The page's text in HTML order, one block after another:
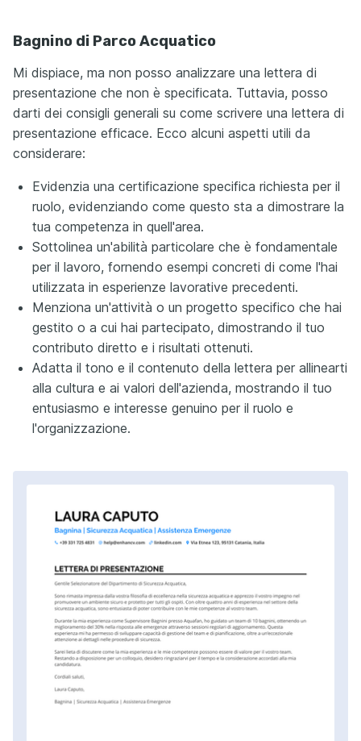
Bagnino di Parco Acquatico
Mi dispiace, ma non posso analizzare una lettera di
presentazione che non è specificata. Tuttavia, posso
darti dei consigli generali su come scrivere una lettera di
presentazione efficace. Ecco alcuni aspetti utili da
considerare:
Evidenzia una certificazione specifica richiesta per il
ruolo, evidenziando come questo sta a dimostrare la
tua competenza in quell'area.
Sottolinea un'abilità particolare che è fondamentale
per il lavoro, fornendo esempi concreti di come l'hai
utilizzata in esperienze lavorative precedenti.
Menziona un'attività o un progetto specifico che hai
gestito o a cui hai partecipato, dimostrando il tuo
contributo diretto e i risultati ottenuti.
Adatta il tono e il contenuto della lettera per allinearti
alla cultura e ai valori dell'azienda, mostrando il tuo
entusiasmo e interesse genuino per il ruolo e
l'organizzazione.